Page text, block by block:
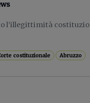
l’illegittimità
costituzionale Abruzzo